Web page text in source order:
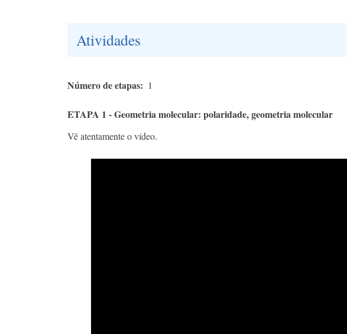
Atividades
Número de etapas 1
ETAPA 1 - Geometria molecular: polaridade, geometria molecular
Vê atentamente o vídeo.